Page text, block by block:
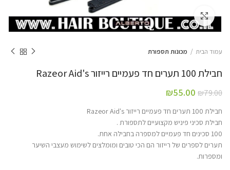
Click to enlarge
עמוד הבית מכונות תספורת
חבילת 100 תערים חד פעמיים רייזור Razeor Aid's
₪79.00
₪55.00
חבילת 100 תערים חד פעמיים רייזור Razeor Aid's
חבילת סכיני פיניש מקצועיים לתספורת .
100 סכינים חד פעמיים למספרה בחבילה אחת.
תערים לספרים של רייזור הם הכי טובים ומומלצים לשימוש מעצבי השיער
ומספרות.